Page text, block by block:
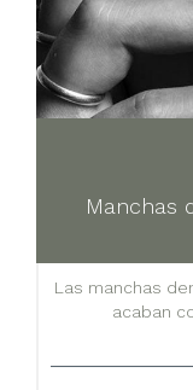
Manchas
Las manchas
acaban